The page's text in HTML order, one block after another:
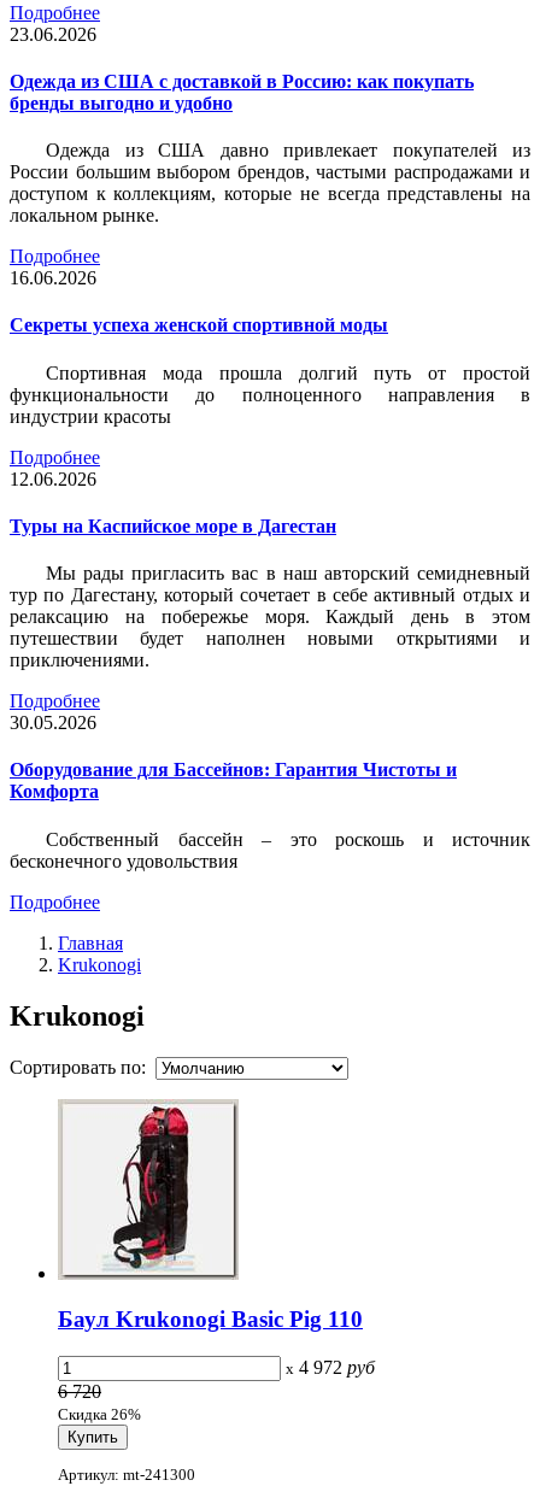
Подробнее
23.06.2026
Одежда из США с доставкой в Россию: как покупать
бренды выгодно и удобно
Одежда из США давно привлекает покупателей из
России большим выбором брендов, частыми распродажами и
доступом к коллекциям, которые не всегда представлены на
локальном рынке.
Подробнее
16.06.2026
Секреты успеха женской спортивной моды
Спортивная мода прошла долгий путь от простой
функциональности до полноценного направления в
индустрии красоты
Подробнее
12.06.2026
Туры на Каспийское море в Дагестан
Мы рады пригласить вас в наш авторский семидневный
тур по Дагестану, который сочетает в себе активный отдых и
релаксацию на побережье моря. Каждый день в этом
путешествии будет наполнен новыми открытиями и
приключениями.
Подробнее
30.05.2026
Оборудование для Бассейнов: Гарантия Чистоты и
Комфорта
Собственный бассейн – это роскошь и источник
бесконечного удовольствия
Подробнее
Главная
Krukonogi
Krukonogi
Сортировать по:
Баул Krukonogi Basic Pig 110
x 4 972 руб
6 720
Скидка 26%
Артикул: mt-241300